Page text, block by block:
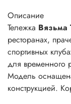
Описание
Тележка Вязьма
ресторанах,
спортивных
для временного
Модель
конструкцией.